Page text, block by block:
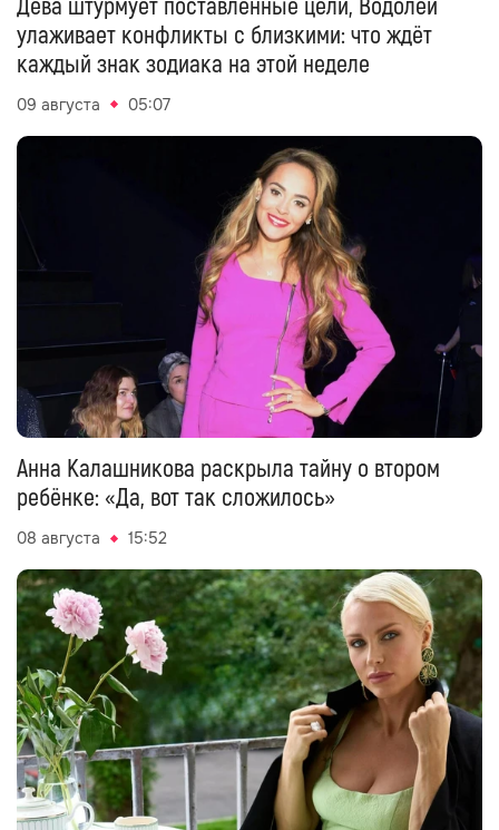
Дева штурмует поставленные цели, Водолей
улаживает конфликты с близкими: что ждёт
каждый знак зодиака на этой неделе
09 августа 05:07
Анна Калашникова раскрыла тайну о втором
ребёнке: «Да, вот так сложилось»
08 августа 15:52